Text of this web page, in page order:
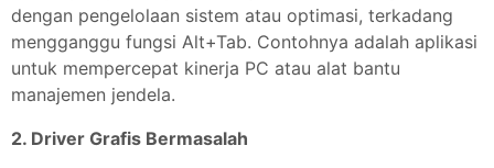
dengan pengelolaan sistem atau optimasi, terkadang
mengganggu fungsi Alt+Tab. Contohnya adalah aplikasi
untuk mempercepat kinerja PC atau alat bantu
manajemen jendela.
2. Driver Grafis Bermasalah